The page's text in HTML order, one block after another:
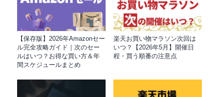
【保存版】2026年Amazonセー
ル完全攻略ガイド｜次のセー
ルはいつ？お得な買い方＆年
間スケジュールまとめ
楽天お買い物マラソン次回は
いつ？【2026年5月】開催日
程・買う順番の注意点